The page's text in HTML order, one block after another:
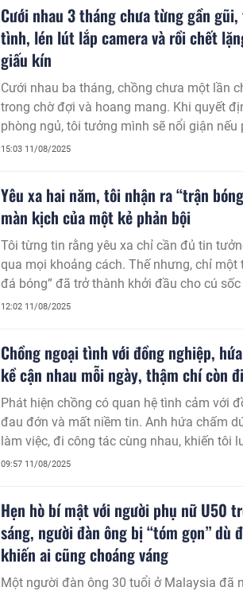
Cưới nhau 3 tháng chưa từng gần
tình, lén lút lắp camera và rồi chết
giấu kín
Cưới nhau ba tháng, chồng chưa một lần
trong chờ đợi và hoang mang. Khi quyết
phòng ngủ, tôi tưởng mình sẽ nổi giận nếu
Nhưng không, thứ ập đến là nỗi đau rỗng
15:03 11/08/2025
Yêu xa hai năm, tôi nhận ra “trận
màn kịch của một kẻ phản bội
Tôi từng tin rằng yêu xa chỉ cần đủ tin
qua mọi khoảng cách. Thế nhưng, chỉ một
đá bóng” đã trở thành khởi đầu cho cú
hiện người mình từng yêu thương hết lòng
12:02 11/08/2025
Chồng ngoại tình với đồng nghiệp,
kề cận nhau mỗi ngày, thậm chí còn
Phát hiện chồng có quan hệ tình cảm với
đau đớn và mất niềm tin. Anh hứa chấm
làm việc, đi công tác cùng nhau, khiến tôi
nghi ngờ.
09:57 11/08/2025
Hẹn hò bí mật với người phụ nữ U50
sáng, người đàn ông bị “tóm gọn” dù
khiến ai cũng choáng váng
Một người đàn ông 30 tuổi ở Malaysia đã